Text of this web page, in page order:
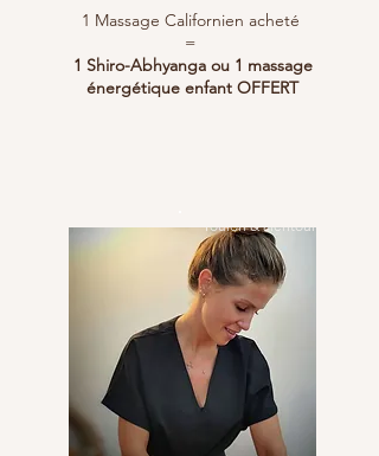
1 Massage Californien acheté
=
1 Shiro-Abhyanga ou 1 massage
énergétique enfant OFFERT
Toulon & alentours